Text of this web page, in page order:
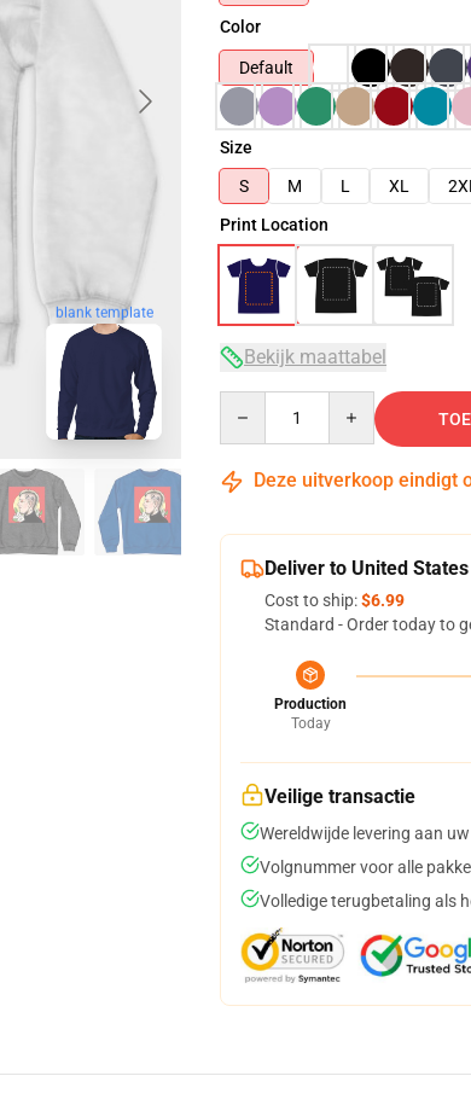
blank template
Color
Default
Size
S
M L XL 2XL
Print Location
Bekijk maattabel
Deze uitverkoop eindigt
Deliver to United States
Cost to ship:$6.99
Standard - Order today to
Production
Today
Veilige transactie
Wereldwijde levering aan
Volgnummer voor alle
Volledige terugbetaling als